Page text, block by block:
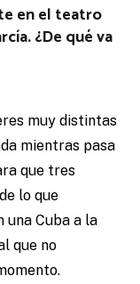
en el teatro
¿De qué va
muy distintas
mientras pasa
que tres
lo que
una Cuba a la
que no